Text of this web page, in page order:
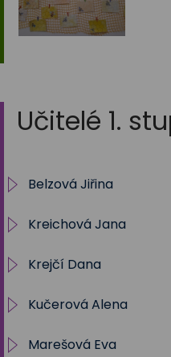
Učitelé 1.
Belzová Jiřina
1.A 2025/2026
Kreichová Jana
2025/2026 - 5. B
Krejčí Dana
Archiv 2012/13 - 5. A
Archiv 2013/14 - 1. A
Kučerová Alena
Archiv 1. A - 2023/
Marešová Eva